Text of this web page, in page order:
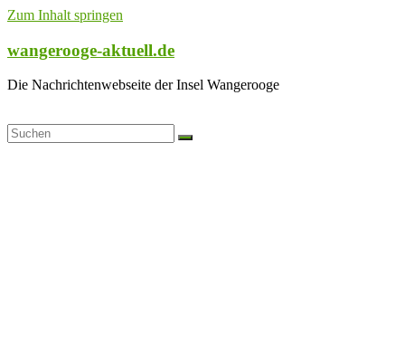
Zum Inhalt springen
wangerooge-aktuell.de
Die Nachrichtenwebseite der Insel Wangerooge